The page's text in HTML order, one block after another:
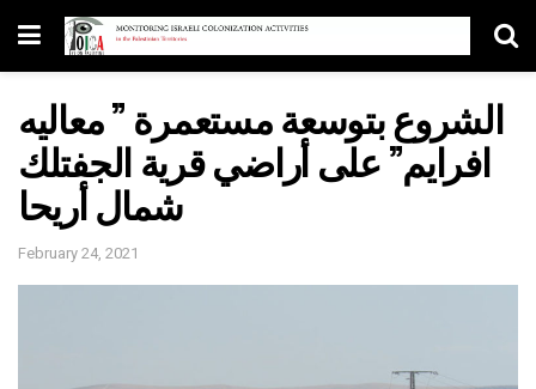
الشروع بتوسعة مستعمرة ” معاليه
افرايم” على أراضي قرية الجفتلك
شمال أريحا
February 24, 2021